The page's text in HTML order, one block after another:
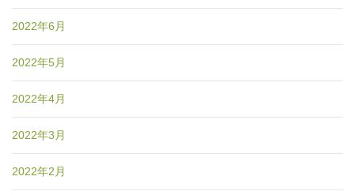
2022年6月
2022年5月
2022年4月
2022年3月
2022年2月